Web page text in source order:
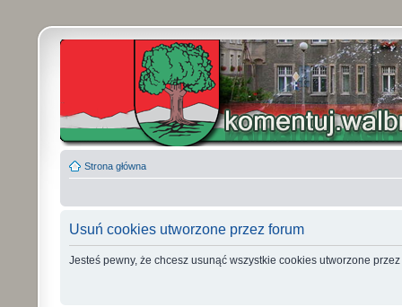
Strona główna
Usuń cookies utworzone przez forum
Jesteś pewny, że chcesz usunąć wszystkie cookies utworzone